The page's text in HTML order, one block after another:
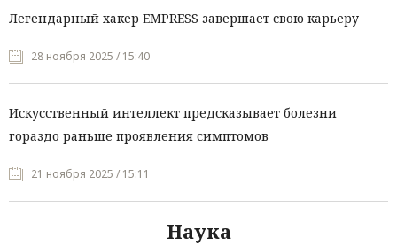
Легендарный хакер EMPRESS завершает свою карьеру
28 ноября 2025 / 15:40
Искусственный интеллект предсказывает болезни
гораздо раньше проявления симптомов
21 ноября 2025 / 15:11
Наука